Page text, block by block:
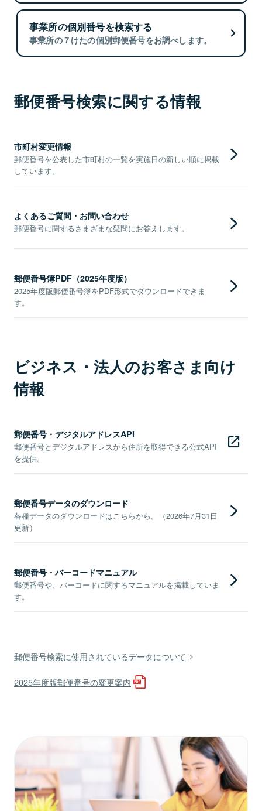
事業所の個別番号を検索する
事業所の７けたの個別郵便番号をお調べします。
郵便番号検索に関する情報
市町村変更情報
郵便番号を公表した市町村の一覧を実施日の新しい順に掲載
しています。
よくあるご質問・お問い合わせ
郵便番号に関するさまざまな疑問にお答えします。
郵便番号簿PDF（2025年度版）
2025年度版郵便番号簿をPDF形式でダウンロードできま
す。
ビジネス・法人のお客さま向け
情報
郵便番号・デジタルアドレスAPI
郵便番号とデジタルアドレスから住所を取得できる公式API
を提供。
郵便番号データのダウンロード
各種データのダウンロードはこちらから。（2026年7月31日
更新）
郵便番号・バーコードマニュアル
郵便番号や、バーコードに関するマニュアルを掲載していま
す。
郵便番号検索に使用されているデータについて
2025年度版郵便番号の変更案内